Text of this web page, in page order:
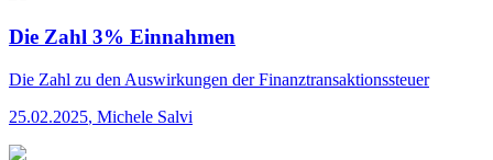
Die Zahl 3% Einnahmen
Die Zahl zu den Auswirkungen der Finanztransaktionssteuer
25.02.2025, Michele Salvi